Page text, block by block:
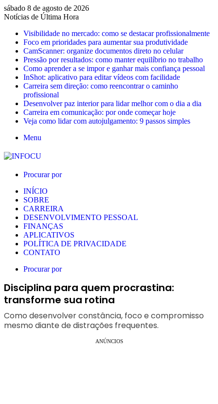
sábado 8 de agosto de 2026
Notícias de Última Hora
Visibilidade no mercado: como se destacar profissionalmente
Foco em prioridades para aumentar sua produtividade
CamScanner: organize documentos direto no celular
Pressão por resultados: como manter equilíbrio no trabalho
Como aprender a se impor e ganhar mais confiança pessoal
InShot: aplicativo para editar vídeos com facilidade
Carreira sem direção: como reencontrar o caminho
profissional
Desenvolver paz interior para lidar melhor com o dia a dia
Carreira em comunicação: por onde começar hoje
Veja como lidar com autojulgamento: 9 passos simples
Menu
Procurar por
INÍCIO
SOBRE
CARREIRA
DESENVOLVIMENTO PESSOAL
FINANÇAS
APLICATIVOS
POLÍTICA DE PRIVACIDADE
CONTATO
Procurar por
Disciplina para quem procrastina:
transforme sua rotina
Como desenvolver constância, foco e compromisso
mesmo diante de distrações frequentes.
ANÚNCIOS